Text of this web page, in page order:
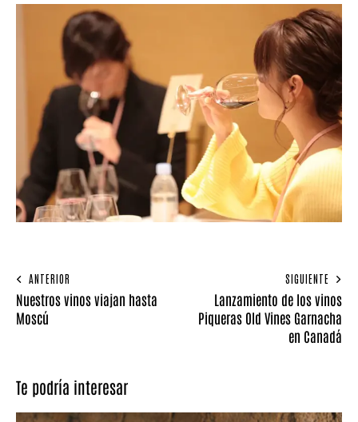
ANTERIOR
Nuestros vinos viajan hasta
Moscú
SIGUIENTE
Lanzamiento de los vinos
Piqueras Old Vines Garnacha
en Canadá
Te podría interesar